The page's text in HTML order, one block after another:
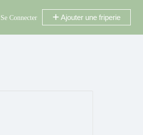
Se Connecter Ajouter une friperie